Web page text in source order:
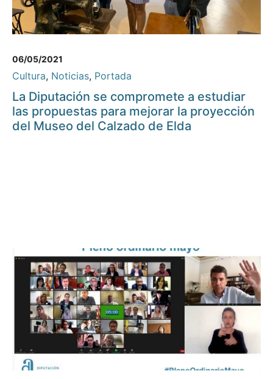
06/05/2021
Cultura, Noticias, Portada
La Diputación se compromete a estudiar
las propuestas para mejorar la proyección
del Museo del Calzado de Elda